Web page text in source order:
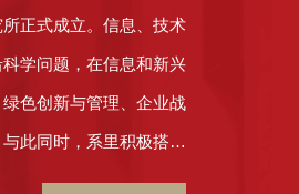
正式成立。信息、技术
学问题，在信息和新兴
色创新与管理、企业战
此同时，系里积极搭建
举办讲座和研讨会，并